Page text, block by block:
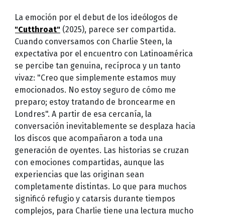
La emoción por el debut de los ideólogos de
"Cutthroat"(2025), parece ser compartida.
Cuando conversamos con Charlie Steen, la
expectativa por el encuentro con Latinoamérica
se percibe tan genuina, recíproca y un tanto
vivaz: "Creo que simplemente estamos muy
emocionados. No estoy seguro de cómo me
preparo; estoy tratando de broncearme en
Londres". A partir de esa cercanía, la
conversación inevitablemente se desplaza hacia
los discos que acompañaron a toda una
generación de oyentes. Las historias se cruzan
con emociones compartidas, aunque las
experiencias que las originan sean
completamente distintas. Lo que para muchos
significó refugio y catarsis durante tiempos
complejos, para Charlie tiene una lectura mucho